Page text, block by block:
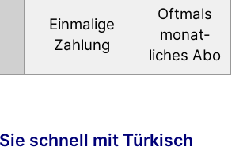
Einmalige
Zahlung
Oftmals
monat­
liches Abo
schnell mit Türkisch